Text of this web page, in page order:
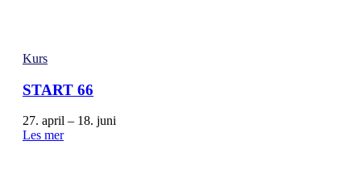
Kurs
START 66
27. april – 18. juni
Les mer